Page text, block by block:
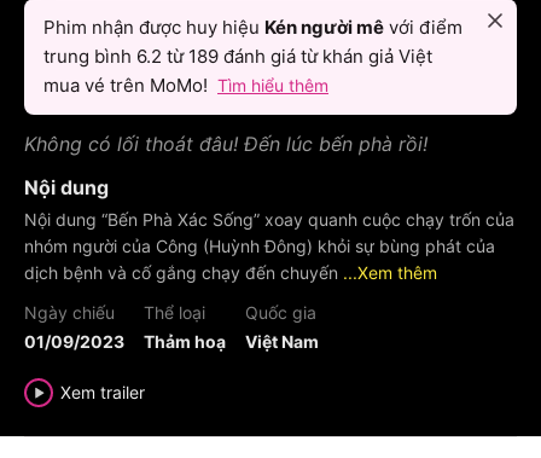
Phim nhận được huy hiệu Kén người mê với điểm
trung bình 6.2 từ 189 đánh giá từ khán giả Việt
mua vé trên MoMo! Tìm hiểu thêm
Không có lối thoát đâu! Đến lúc bến phà rồi!
Nội dung
Nội dung “Bến Phà Xác Sống” xoay quanh cuộc chạy trốn của
nhóm người của Công (Huỳnh Đông) khỏi sự bùng phát của
dịch bệnh và cố gắng chạy đến chuyến ...Xem thêm
Ngày chiếu
01/09/2023
Thể loại
Thảm hoạ
Quốc gia
Việt Nam
Xem trailer